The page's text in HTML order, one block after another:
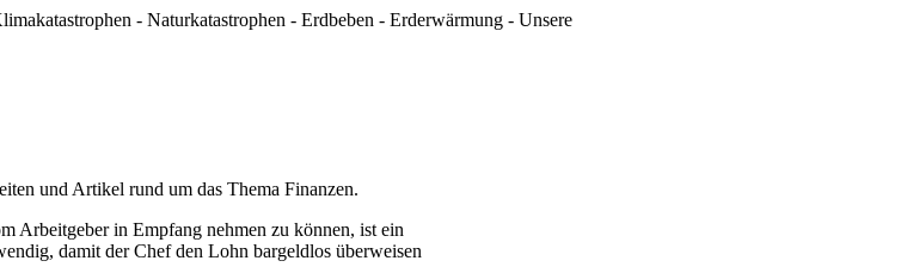
- Naturkatastrophen - Erdbeben - Erderwärmung - Unsere
und Artikel rund um das Thema Finanzen.
Arbeitgeber in Empfang nehmen zu können, ist ein
damit der Chef den Lohn bargeldlos überweisen